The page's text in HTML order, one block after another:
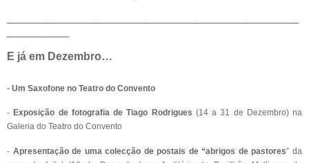
E já em Dezembro…
- Um Saxofone no Teatro do Convento
- Exposição de fotografia de Tiago Rodrigues (14 a 31 de Dezembro) na
Galeria do Teatro do Convento
- Apresentação de uma colecção de postais de “abrigos de pastores” da